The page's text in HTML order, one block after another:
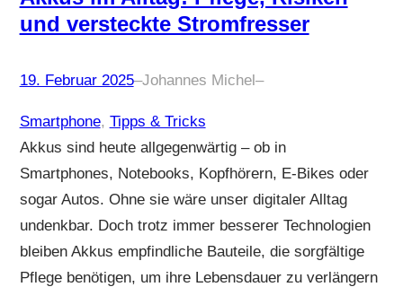
und versteckte Stromfresser
19. Februar 2025–Johannes Michel–
Smartphone, Tipps & Tricks
Akkus sind heute allgegenwärtig – ob in
Smartphones, Notebooks, Kopfhörern, E-Bikes oder
sogar Autos. Ohne sie wäre unser digitaler Alltag
undenkbar. Doch trotz immer besserer Technologien
bleiben Akkus empfindliche Bauteile, die sorgfältige
Pflege benötigen, um ihre Lebensdauer zu verlängern